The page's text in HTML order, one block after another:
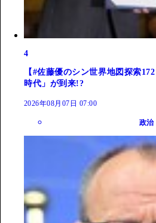
4
【#佐藤優のシン世界地図探索
時代」が到来!?
2026年08月07日 07:00
政治